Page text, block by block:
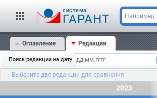
cистема
ГАРАНТ Например,
Оглавление Редакции
Поиск редакции на дату
Выберите две редакции для сравнения
2023